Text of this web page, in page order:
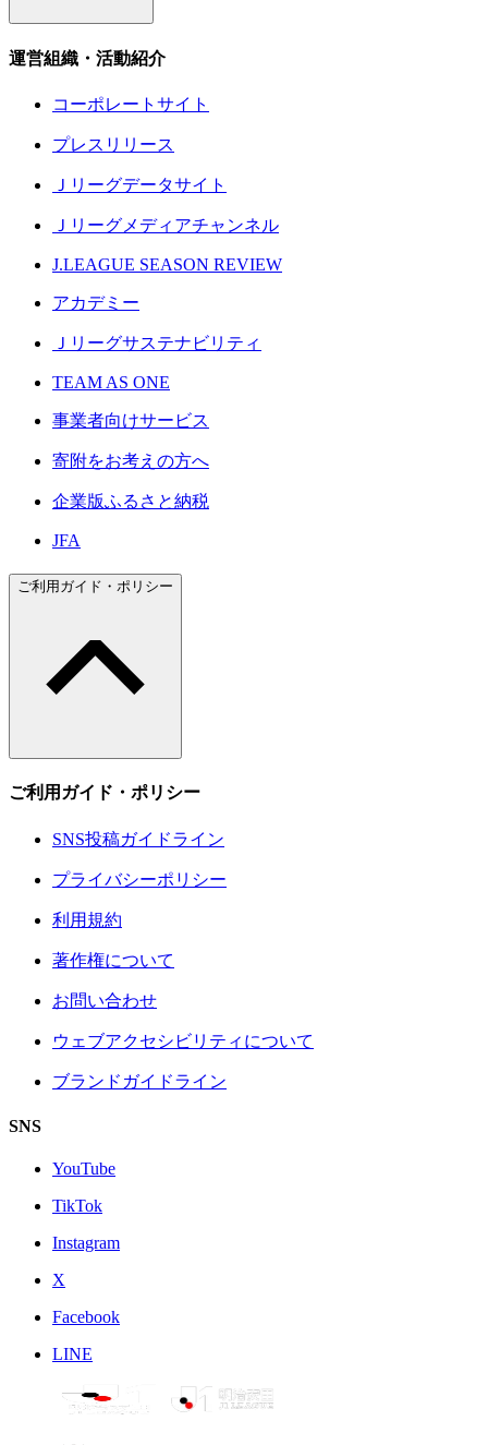
運営組織・活動紹介
コーポレートサイト
プレスリリース
Ｊリーグデータサイト
Ｊリーグメディアチャンネル
J.LEAGUE SEASON REVIEW
アカデミー
Ｊリーグサステナビリティ
TEAM AS ONE
事業者向けサービス
寄附をお考えの方へ
企業版ふるさと納税
JFA
ご利用ガイド・ポリシー
ご利用ガイド・ポリシー
SNS投稿ガイドライン
プライバシーポリシー
利用規約
著作権について
お問い合わせ
ウェブアクセシビリティについて
ブランドガイドライン
SNS
YouTube
TikTok
Instagram
X
Facebook
LINE